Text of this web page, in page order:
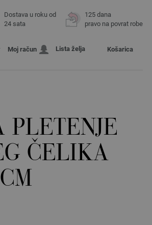
Dostava u roku od
24 sata
125 dana
pravo na povrat robe
Moj račun Lista želja Košarica
ČELIKA